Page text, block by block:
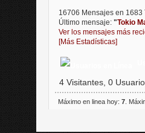
16706 Mensajes en
Último mensaje:"Tokio
Ver los mensajes más
[Más Estadísticas]
4 Visitantes, 0
Máximo en linea hoy:7 .